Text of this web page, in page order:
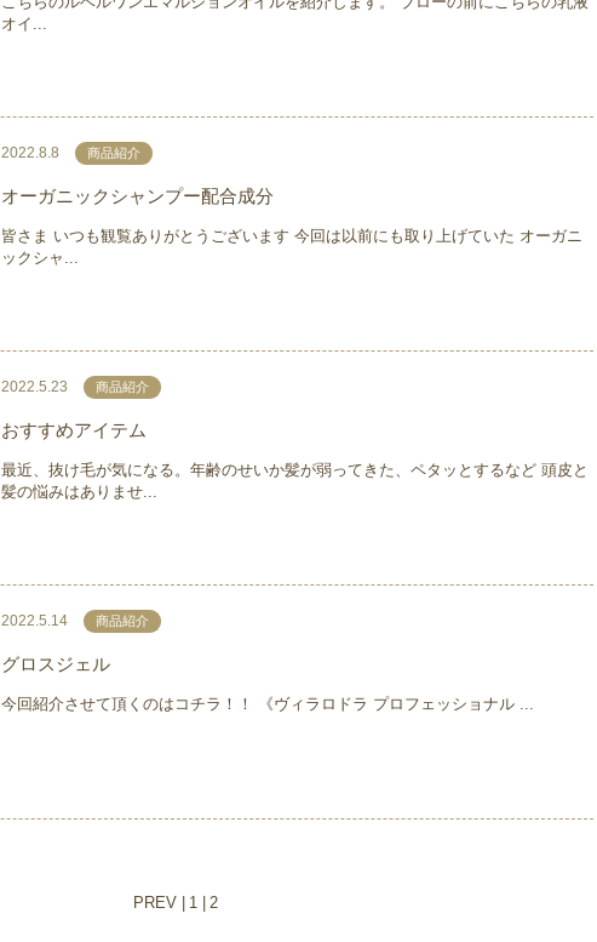
オイ...
2022.8.8 商品紹介
オーガニックシャンプー配合成分
皆さま いつも観覧ありがとうございます 今回は以前にも取り上げていた オーガニ
ックシャ...
2022.5.23 商品紹介
おすすめアイテム
最近、抜け毛が気になる。年齢のせいか髪が弱ってきた、ペタッとするなど 頭皮と
髪の悩みはありませ...
2022.5.14 商品紹介
グロスジェル
今回紹介させて頂くのはコチラ！！ 《ヴィラロドラ プロフェッショナル ...
PREV 1 2